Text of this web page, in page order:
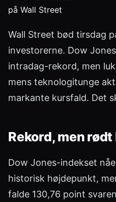
Wall Street bød tirsdag
investorerne. Dow
intradag-rekord, men
mens teknologitunge
markante kursfald. Det
Rekord, men
Dow Jones-indekset
historisk højdepunkt,
falde 130,76 point